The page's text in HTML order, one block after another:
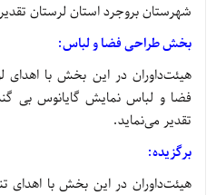
شهرستان بروجرد استان لرستان
بخش طراحی فضا و لباس:
هیئت‌داوران در این بخش با اهدای
فضا و لباس نمایش گایانوس بی
تقدیر می‌نماید.
برگزیده:
هیئت‌داوران در این بخش با اهدای